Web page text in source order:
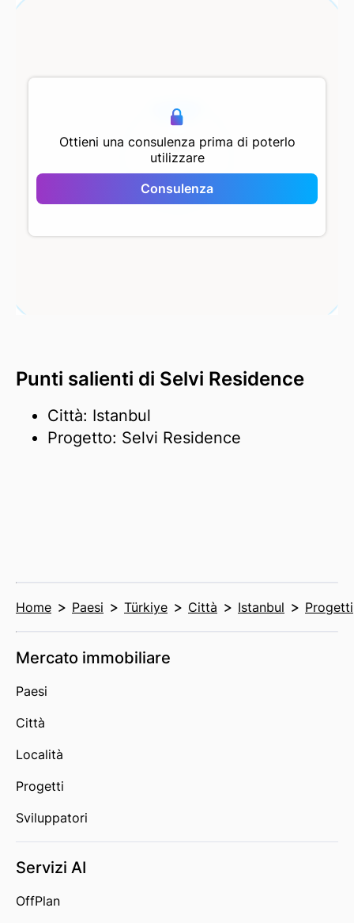
Ottieni una consulenza prima di poterlo
utilizzare
Consulenza
Selvi Residence
500 m
Punti salienti di Selvi Residence
Città: Istanbul
Progetto: Selvi Residence
Home Paesi Türkiye Città Istanbul Progetti
Mercato immobiliare
Paesi
Città
Località
Progetti
Sviluppatori
Servizi AI
OffPlan